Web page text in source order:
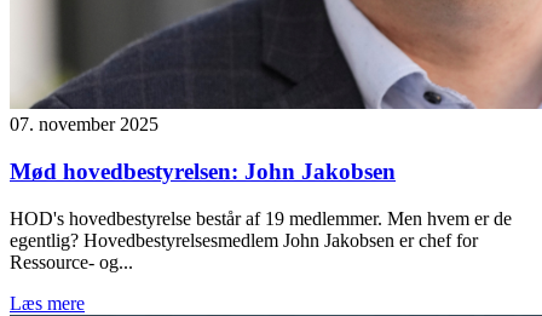
07. november 2025
Mød hovedbestyrelsen: John Jakobsen
HOD's hovedbestyrelse består af 19 medlemmer. Men hvem er de
egentlig? Hovedbestyrelsesmedlem John Jakobsen er chef for
Ressource- og...
Læs mere